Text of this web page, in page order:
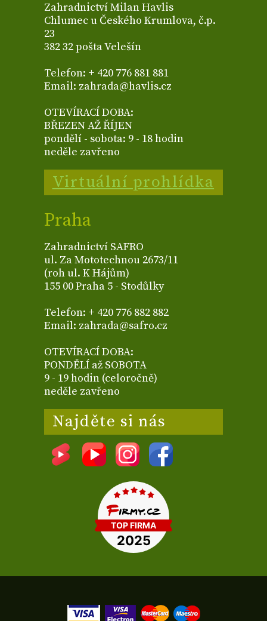
Zahradnictví Milan Havlis
Chlumec u Českého Krumlova, č.p.
23
382 32 pošta Velešín
Telefon: + 420 776 881 881
Email: zahrada@havlis.cz
OTEVÍRACÍ DOBA:
BŘEZEN AŽ ŘÍJEN
pondělí - sobota: 9 - 18 hodin
neděle zavřeno
Virtuální prohlídka
Praha
Zahradnictví SAFRO
ul. Za Mototechnou 2673/11
(roh ul. K Hájům)
155 00 Praha 5 - Stodůlky
Telefon: + 420 776 882 882
Email: zahrada@safro.cz
OTEVÍRACÍ DOBA:
PONDĚLÍ až SOBOTA
9 - 19 hodin (celoročně)
neděle zavřeno
Najděte si nás